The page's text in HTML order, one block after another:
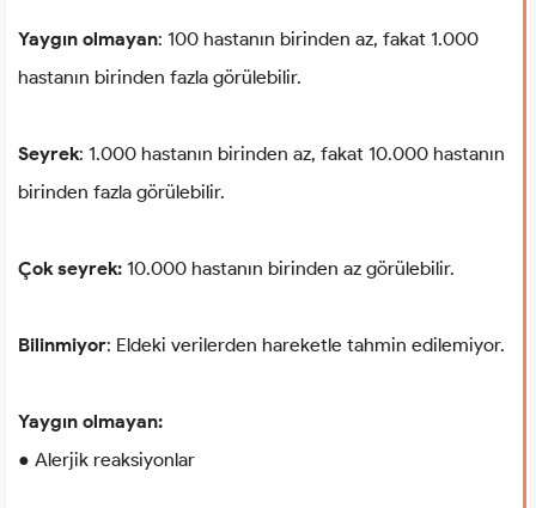
Yaygın olmayan: 100 hastanın birinden az, fakat 1.000
hastanın birinden fazla görülebilir.
Seyrek: 1.000 hastanın birinden az, fakat 10.000 hastanın
birinden fazla görülebilir.
Çok seyrek: 10.000 hastanın birinden az görülebilir.
Bilinmiyor: Eldeki verilerden hareketle tahmin edilemiyor.
Yaygın olmayan:
● Alerjik reaksiyonlar